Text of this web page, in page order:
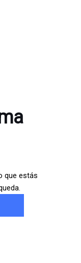
que estás